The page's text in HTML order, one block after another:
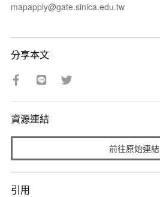
mapapply@gate.sinica.edu.tw
分享本文
資源連結
前往原始連結
引用